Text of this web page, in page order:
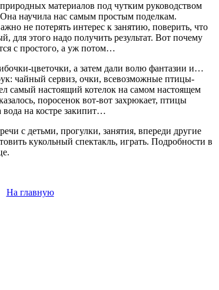
материалов под чутким руководством
научила нас самым простым поделкам.
не потерять интерес к занятию, поверить, что
для этого надо получить результат. Вот почему
с простого, а уж потом…
цветочки, а затем дали волю фантазии и…
чайный сервиз, очки, всевозможные птицы-
самый настоящий котелок на самом настоящем
поросенок вот-вот захрюкает, птицы
на костре закипит…
с детьми, прогулки, занятия, впереди другие
кукольный спектакль, играть. Подробности в
На главную